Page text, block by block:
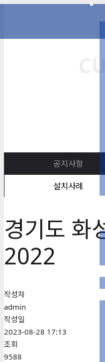
공지사항
설치사례
경기도 화
2022
작성자
admin
작성일
2023-08-28 17:13
조회
9588